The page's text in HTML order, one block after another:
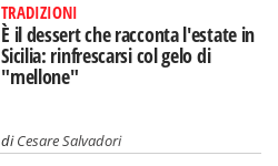
TRADIZIONI
È il dessert che racconta l'estate in
Sicilia: rinfrescarsi col gelo di
"mellone"
diCesare Salvadori